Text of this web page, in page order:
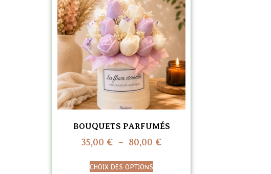
BOUQUETS PARFUMÉS
35,00 € – 80,00 €
CHOIX DES OPTIONS